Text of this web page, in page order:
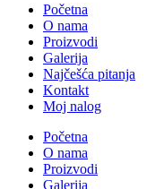
Početna
O nama
Proizvodi
Galerija
Najčešća pitanja
Kontakt
Moj nalog
Početna
O nama
Proizvodi
Galerija